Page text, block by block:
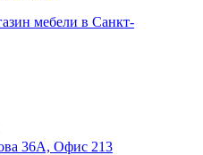
36А, Офис 213